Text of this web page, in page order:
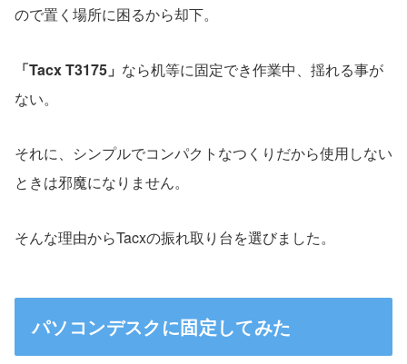
ので置く場所に困るから却下。
「Tacx T3175」 なら机等に固定でき作業中、揺れる事が
ない。
それに、シンプルでコンパクトなつくりだから使用しない
ときは邪魔になりません。
そんな理由からTacxの振れ取り台を選びました。
パソコンデスクに固定してみた